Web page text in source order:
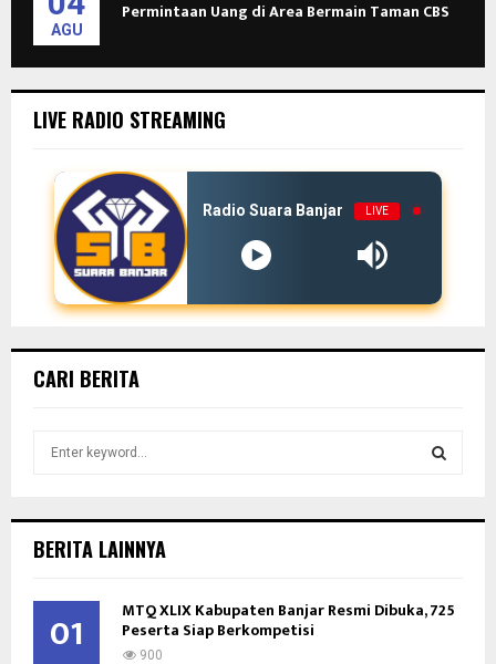
AGU
Permintaan Uang di Area Bermain Taman CBS
LIVE RADIO STREAMING
Radio Suara Banjar LIVE
CARI BERITA
h
o
BERITA LAINNYA
01 MTQ XLIX Kabupaten Banjar Resmi Dibuka, 725
Peserta Siap Berkompetisi
900